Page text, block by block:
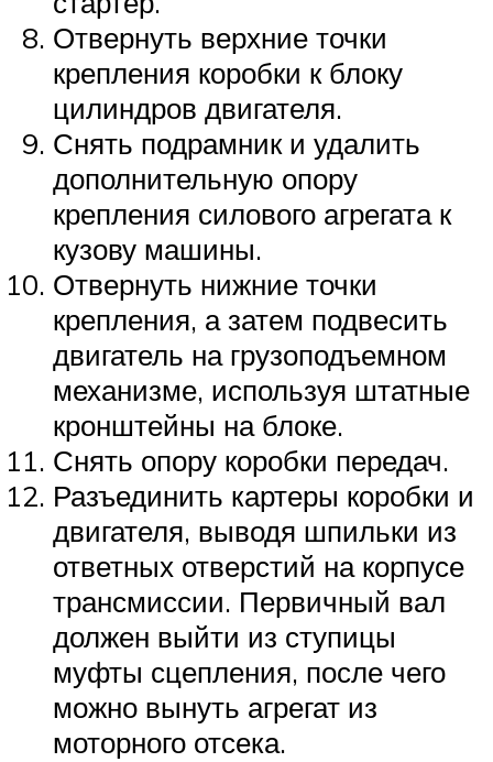
Отвернуть верхние точки
крепления коробки к блоку
цилиндров двигателя.
Снять подрамник и удалить
дополнительную опору
крепления силового агрегата к
кузову машины.
Отвернуть нижние точки
крепления, а затем подвесить
двигатель на грузоподъемном
механизме, используя штатные
кронштейны на блоке.
Снять опору коробки передач.
Разъединить картеры коробки и
двигателя, выводя шпильки из
ответных отверстий на корпусе
трансмиссии. Первичный вал
должен выйти из ступицы
муфты сцепления, после чего
можно вынуть агрегат из
моторного отсека.